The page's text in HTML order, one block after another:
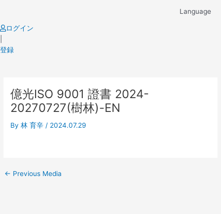
content
Language
ログイン
登録
億光ISO 9001 證書 2024-
20270727(樹林)-EN
By林 育辛 / 2024.07.29
navigation
← Previous Media